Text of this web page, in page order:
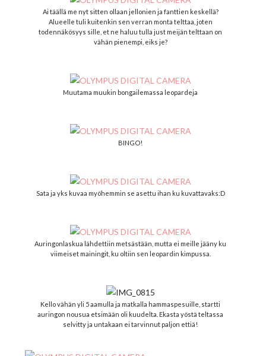
Ai täällä me nyt sitten ollaan jellonien ja fanttien keskellä?
Alueelle tuli kuitenkin sen verran monta telttaa, joten
todennäkösyys sille, et ne haluu tulla just meijän telttaan on
vähän pienempi, eiks je?
Muutama muukin bongailemassa leopardeja
BINGO!
Sata ja yks kuvaa myöhemmin se asettu ihan ku kuvattavaks:D
Auringonlaskua lähdettiin metsästään, mutta ei meille jääny ku
viimeiset mainingit, ku oltiin sen leopardin kimpussa.
Kello vähän yli 5 aamulla ja matkalla hammaspesuille, startti
auringon nousua etsimään oli kuudelta. Ekasta yöstä teltassa
selvitty ja untakaan ei tarvinnut paljon ettiä!